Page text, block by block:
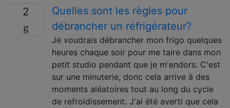
2
Quelles sont les règles pour
débrancher un réfrigérateur?
Je voudrais débrancher mon frigo quelques
heures chaque soir pour me taire dans mon
petit studio pendant que je m'endors. C'est
sur une minuterie, donc cela arrive à des
moments aléatoires tout au long du cycle
de refroidissement. J'ai été averti que cela